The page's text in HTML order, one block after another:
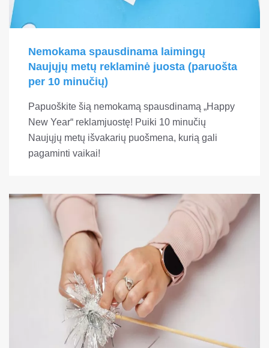
Nemokama spausdinama laimingų
Naujųjų metų reklaminė juosta (paruošta
per 10 minučių)
Papuoškite šią nemokamą spausdinamą „Happy
New Year“ reklamjuostę! Puiki 10 minučių
Naujųjų metų išvakarių puošmena, kurią gali
pagaminti vaikai!